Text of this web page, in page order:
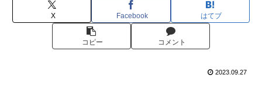
X Facebook はてブ
コピー コメント
2023.09.27